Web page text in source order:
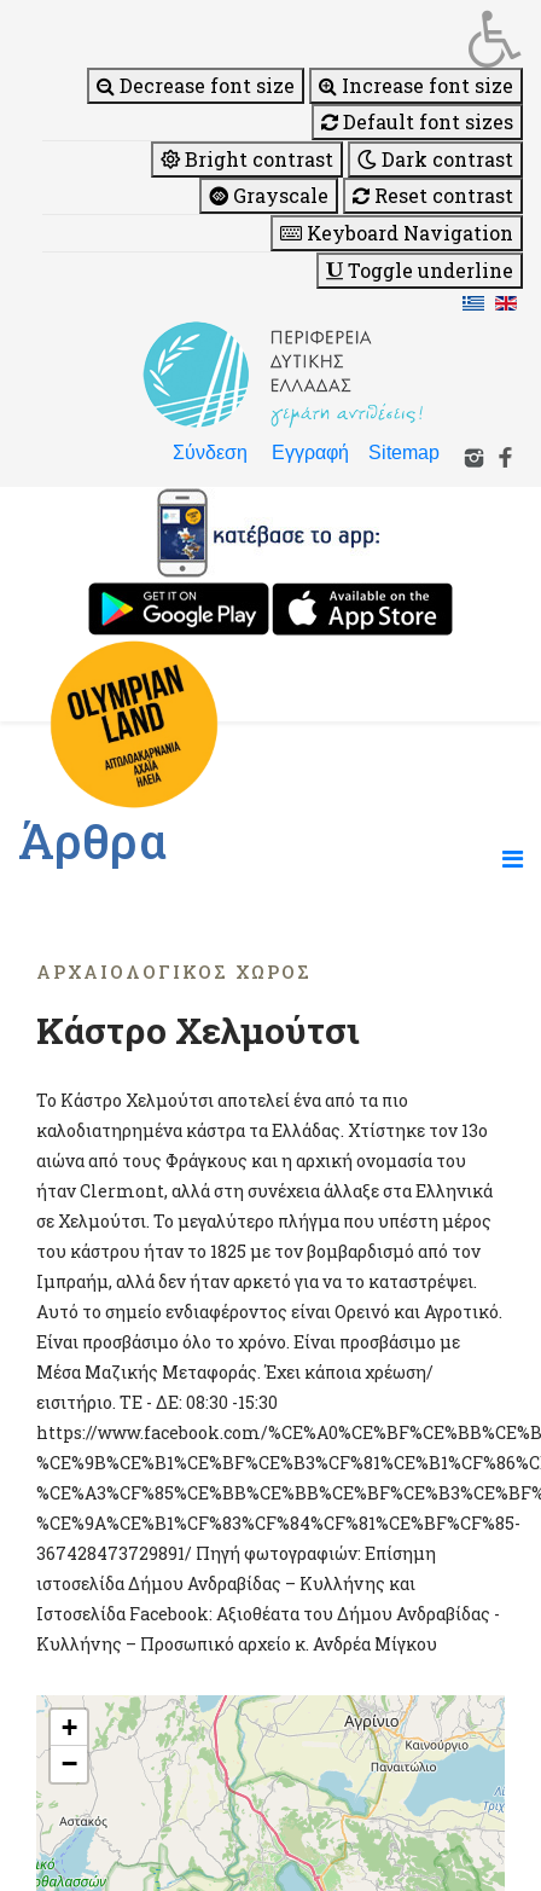
Decrease font size
Increase font size
Default font sizes
Bright contrast
Dark contrast
Grayscale
Reset contrast
Keyboard Navigation
Toggle underline
Σύνδεση Εγγραφή Sitemap
Άρθρα
ΑΡΧΑΙΟΛΟΓΙΚΌΣ ΧΏΡΟΣ
Κάστρο Χελμούτσι
Το Κάστρο Χελμούτσι αποτελεί ένα από τα πιο
καλοδιατηρημένα κάστρα τα Ελλάδας. Χτίστηκε τον 13ο
αιώνα από τους Φράγκους και η αρχική ονομασία του
ήταν Clermont, αλλά στη συνέχεια άλλαξε στα Ελληνικά
σε Χελμούτσι. Το μεγαλύτερο πλήγμα που υπέστη μέρος
του κάστρου ήταν το 1825 με τον βομβαρδισμό από τον
Ιμπραήμ, αλλά δεν ήταν αρκετό για να το καταστρέψει.
Αυτό το σημείο ενδιαφέροντος είναι Ορεινό και Αγροτικό.
Είναι προσβάσιμο όλο το χρόνο. Είναι προσβάσιμο με
Μέσα Μαζικής Μεταφοράς. Έχει κάποια χρέωση/
εισιτήριο. ΤΕ - ΔΕ: 08:30 -15:30
https://www.facebook.com/
%CE%9A%CE%B1%CF%83%CF%84%CF%81%CE%BF%CF%85-
367428473729891/ Πηγή φωτογραφιών: Επίσημη
ιστοσελίδα Δήμου Ανδραβίδας – Κυλλήνης και
Ιστοσελίδα Facebook: Αξιοθέατα του Δήμου Ανδραβίδας -
Κυλλήνης – Προσωπικό αρχείο κ. Ανδρέα Μίγκου
+
−